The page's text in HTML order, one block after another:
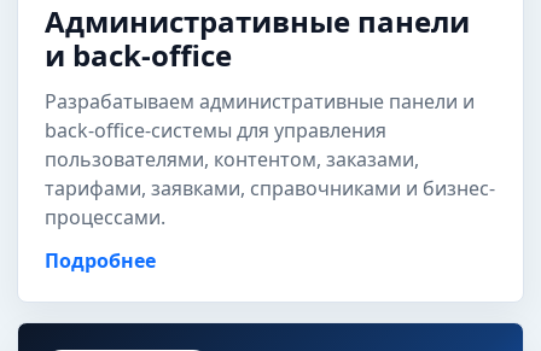
Административные панели
и back-office
Разрабатываем административные панели и
back-office-системы для управления
пользователями, контентом, заказами,
тарифами, заявками, справочниками и бизнес-
процессами.
Подробнее